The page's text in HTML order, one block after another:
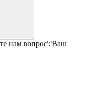
нам вопрос':'Ваш